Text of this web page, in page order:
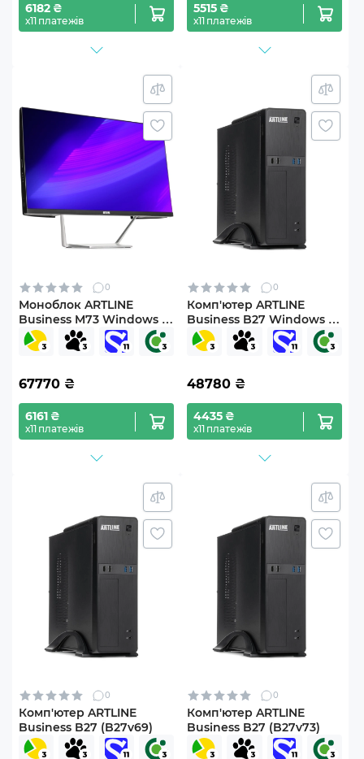
6182 ₴
х11 платежів
5515 ₴
х11 платежів
0
Моноблок ARTLINE
Business M73 Windows 11
Pro (M73v16Win)
67770 ₴
6161 ₴
х11 платежів
0
Комп'ютер ARTLINE
Business B27 Windows 11
Pro (B27v72Win)
48780 ₴
4435 ₴
х11 платежів
0
Комп'ютер ARTLINE
Business B27 (B27v69)
0
Комп'ютер ARTLINE
Business B27 (B27v73)